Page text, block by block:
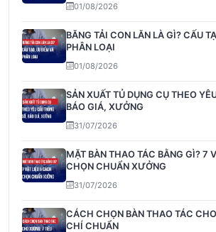
01/08/2026
BĂNG TẢI CON LĂN LÀ GÌ? CẤU
PHÂN LOẠI
01/08/2026
SẢN XUẤT TỦ DỤNG CỤ THEO
BÁO GIÁ, XƯỞNG
31/07/2026
MẶT BÀN THAO TÁC BẰNG GÌ? 7
CHỌN CHUẨN XƯỞNG
31/07/2026
CÁCH CHỌN BÀN THAO TÁC
CHÍ CHUẨN